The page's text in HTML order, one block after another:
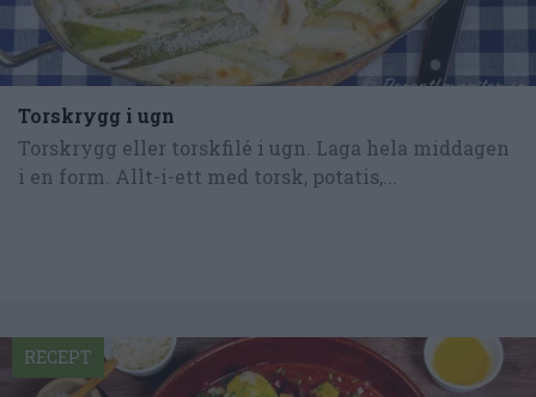
Torskrygg i ugn
Torskrygg eller torskfilé i ugn. Laga hela middagen
i en form. Allt-i-ett med torsk, potatis,...
RECEPT